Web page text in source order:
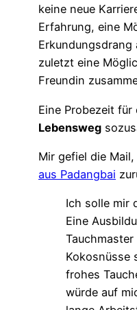
keine neue
Erfahrung, eine
zuletzt eine
Freundin
Eine Probezeit für
Lebensweg
Mir gefiel die
aus Padangbai
Ich solle mir
Eine
Kokosnüsse
frohes
würde auf